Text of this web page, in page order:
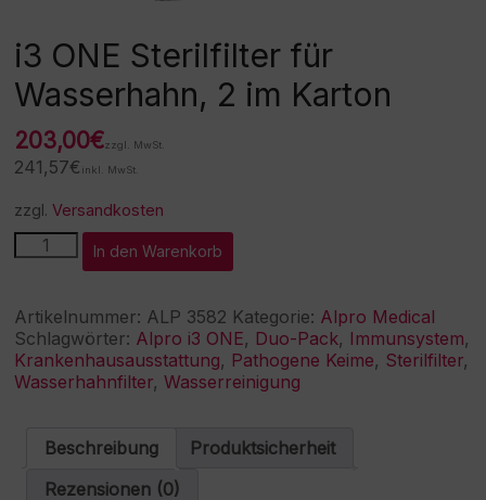
i3 ONE Sterilfilter für
Wasserhahn, 2 im Karton
203,00€zzgl. MwSt.
241,57€ inkl. MwSt.
zzgl.Versandkosten
ONE
für
Wasserhahn,
2
im
Karton
In den Warenkorb
l
e
r
n
a
t
e
Artikelnummer: ALP 3582 Kategorie: Alpro Medical
Schlagwörter: Alpro i3 ONE, Duo-Pack, Immunsystem,
Krankenhausausstattung, Pathogene Keime, Sterilfilter,
Wasserhahnfilter,Wasserreinigung
Beschreibung
Produktsicherheit
Rezensionen (0)